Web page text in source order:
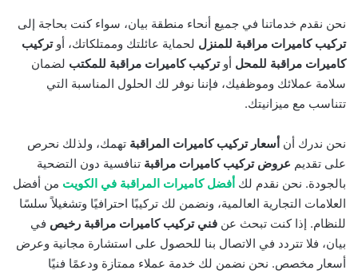
نحن نقدم خدماتنا في جميع أنحاء منطقة بيان، سواء كنت بحاجة إلى
تركيب كاميرات مراقبة للمنزل لحماية عائلتك وممتلكاتك، أوتركيب
كاميرات مراقبة للمحل أوتركيب كاميرات مراقبة للمكتب لضمان
سلامة عملائك وموظفيك، فإننا نوفر لك الحلول المناسبة التي
تتناسب مع ميزانيتك.
نحن ندرك أن أسعار تركيب كاميرات المراقبة تهمك، ولذلك نحرص
على تقديم عروض تركيب كاميرات مراقبة تنافسية دون التضحية
بالجودة. نحن نقدم لك أفضل كاميرات المراقبة في الكويت من أفضل
العلامات التجارية العالمية، ونضمن لك تركيبًا احترافيًا وتشغيلاً سلسًا
للنظام. إذا كنت تبحث عن فني تركيب كاميرات مراقبة رخيص في
بيان، فلا تتردد في الاتصال بنا للحصول على استشارة مجانية وعرض
أسعار مخصص. نحن نضمن لك خدمة عملاء ممتازة ودعمًا فنيًا